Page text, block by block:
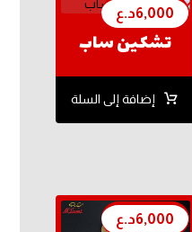
تشكين ساب
6,000د.ع
إضافة إلى السلة
6,000د.ع